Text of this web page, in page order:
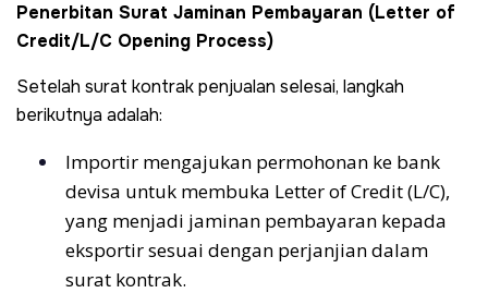
Penerbitan Surat Jaminan Pembayaran (Letter of
Credit/L/C Opening Process)
Setelah surat kontrak penjualan selesai, langkah
berikutnya adalah:
Importir mengajukan permohonan ke bank
devisa untuk membuka Letter of Credit (L/C),
yang menjadi jaminan pembayaran kepada
eksportir sesuai dengan perjanjian dalam
surat kontrak.